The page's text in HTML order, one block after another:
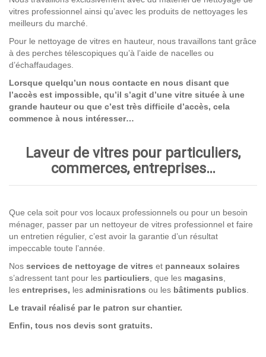
vitres professionnel ainsi qu’avec les produits de nettoyages les
meilleurs du marché.
Pour le nettoyage de vitres en hauteur, nous travaillons tant grâce
à des perches télescopiques qu’à l’aide de nacelles ou
d’échaffaudages.
Lorsque quelqu’un nous contacte en nous disant que
l’accès est impossible, qu’il s’agit d’une vitre située à une
grande hauteur ou que c’est très difficile d’accès, cela
commence à nous intéresser…
Laveur de vitres pour particuliers,
commerces, entreprises…
Que cela soit pour vos locaux professionnels ou pour un besoin
ménager, passer par un nettoyeur de vitres professionnel et faire
un entretien régulier, c’est avoir la garantie d’un résultat
impeccable toute l’année.
Nos services de nettoyage de vitres et panneaux solaires
s’adressent tant pour les particuliers , que les magasins
les entreprises, les adminisrations ou les bâtiments publics
Le travail réalisé par le patron sur chantier.
Enfin, tous nos devis sont gratuits.